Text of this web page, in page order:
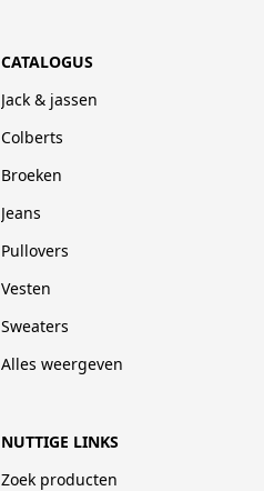
CATALOGUS
Jack & jassen
Colberts
Broeken
Jeans
Pullovers
Vesten
Sweaters
Alles weergeven
NUTTIGE LINKS
Zoek producten